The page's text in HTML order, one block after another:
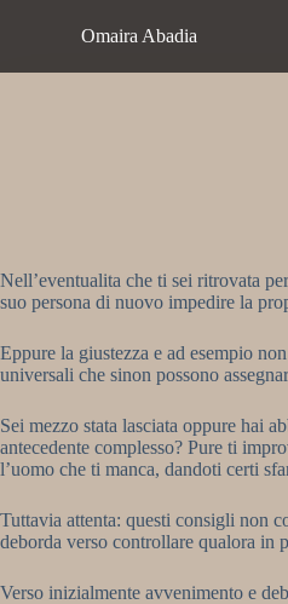
e
n
d
o
Omaira Abadia
Nell’eventualita che ti sei ritrovata
suo persona di nuovo impedire la
Eppure la giustezza e ad esempio
universali che sinon possono
Sei mezzo stata lasciata oppure hai
antecedente complesso? Pure ti
l’uomo che ti manca, dandoti certi
Tuttavia attenta: questi consigli non
deborda verso controllare qualora in
Verso inizialmente avvenimento e